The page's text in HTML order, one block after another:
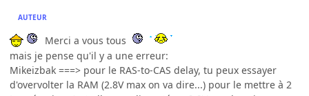
AUTEUR
Merci a vous tous
mais je pense qu'il y a une erreur:
Mikeizbak ===> pour le RAS-to-CAS delay, tu peux essayer
d'overvolter la RAM (2.8V max on va dire...) pour le mettre à 2